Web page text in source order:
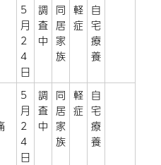
5
月
2
4
日
調
査
中
同
居
家
族
軽
症
自
宅
療
養
5
月
2
4
日
調
査
中
同
居
家
族
軽
症
自
宅
療
養